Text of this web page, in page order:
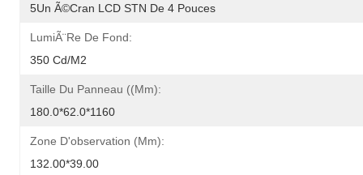
5Un Ã©cran LCD STN De 4 Pouces
LumiÃ¨re De Fond:
350 Cd/m2
Taille Du Panneau ((mm):
180.0*62.0*1160
Zone D'observation (mm):
132.00*39.00